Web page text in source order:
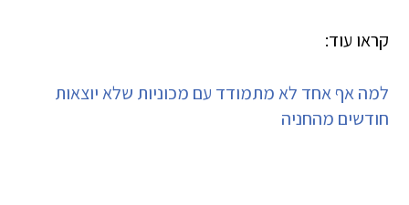
קראו עוד:
למה אף אחד לא מתמודד עם מכוניות שלא יוצאות
חודשים מהחניה